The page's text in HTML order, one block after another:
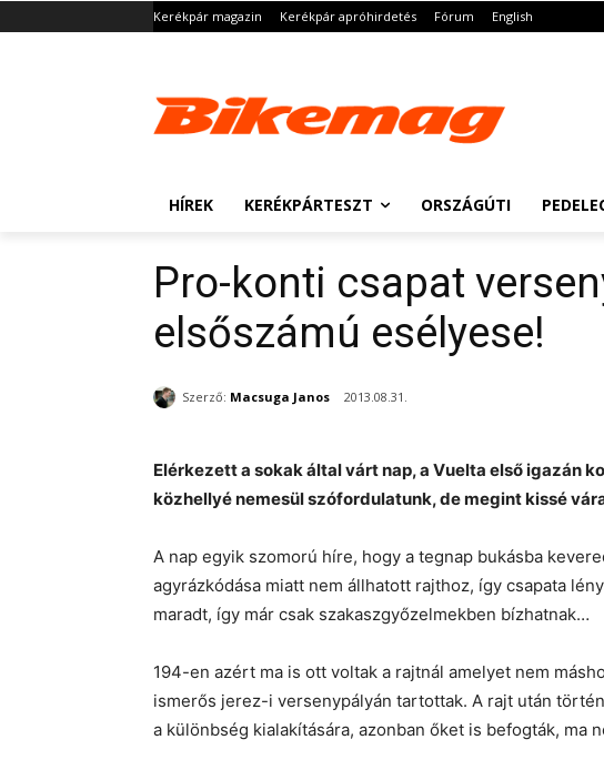
Kerékpár magazin Kerékpár apróhirdetés Fórum English
HÍREK KERÉKPÁRTESZT ORSZÁGÚTI
Pro-konti csapat
elsőszámú esélyese!
Szerző: Macsuga Janos 2013.08.31.
Elérkezett a sokak által várt nap, a Vuelta első igazán
közhellyé nemesül szófordulatunk, de megint kissé
A nap egyik szomorú híre, hogy a tegnap bukásba
agyrázkódása miatt nem állhatott rajthoz, így csapata
maradt, így már csak szakaszgyőzelmekben bízhatnak…
194-en azért ma is ott voltak a rajtnál amelyet nem
ismerős jerez-i versenypályán tartottak. A rajt után
a különbség kialakítására, azonban őket is befogták, ma